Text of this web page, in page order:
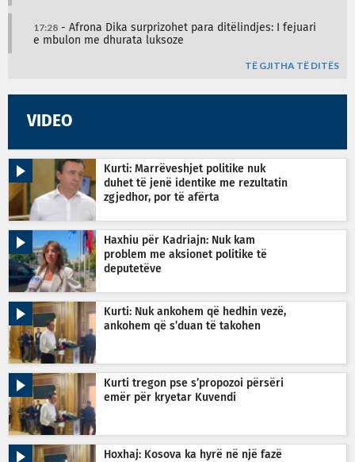
17:28 - Afrona Dika surprizohet para ditëlindjes: I fejuari
e mbulon me dhurata luksoze
TË GJITHA TË DITËS
VIDEO
Kurti: Marrëveshjet politike nuk
duhet të jenë identike me rezultatin
zgjedhor, por të afërta
Haxhiu për Kadriajn: Nuk kam
problem me aksionet politike të
deputetëve
Kurti: Nuk ankohem që hedhin vezë,
ankohem që s’duan të takohen
Kurti tregon pse s’propozoi përsëri
emër për kryetar Kuvendi
Hoxhaj: Kosova ka hyrë në një fazë